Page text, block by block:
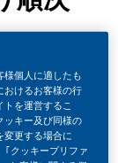
様個人に適したも
おけるお客様の行
を運営するこ
ッキー及び同様の
変更する場合に
｢クッキープリファ